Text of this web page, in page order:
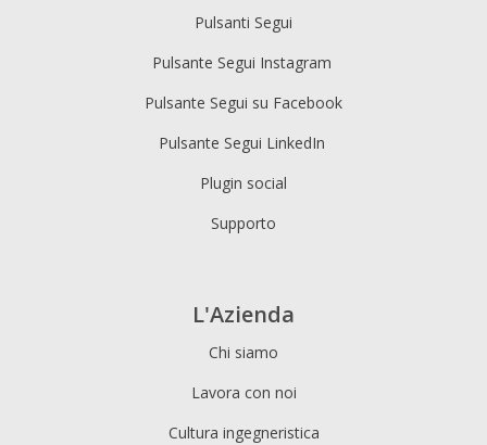
Pulsanti Segui
Pulsante Segui Instagram
Pulsante Segui su Facebook
Pulsante Segui LinkedIn
Plugin social
Supporto
L'Azienda
Chi siamo
Lavora con noi
Cultura ingegneristica